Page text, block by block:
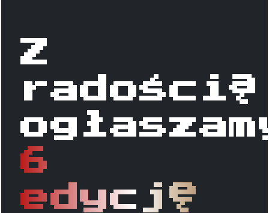
Z
radością
6
edycję